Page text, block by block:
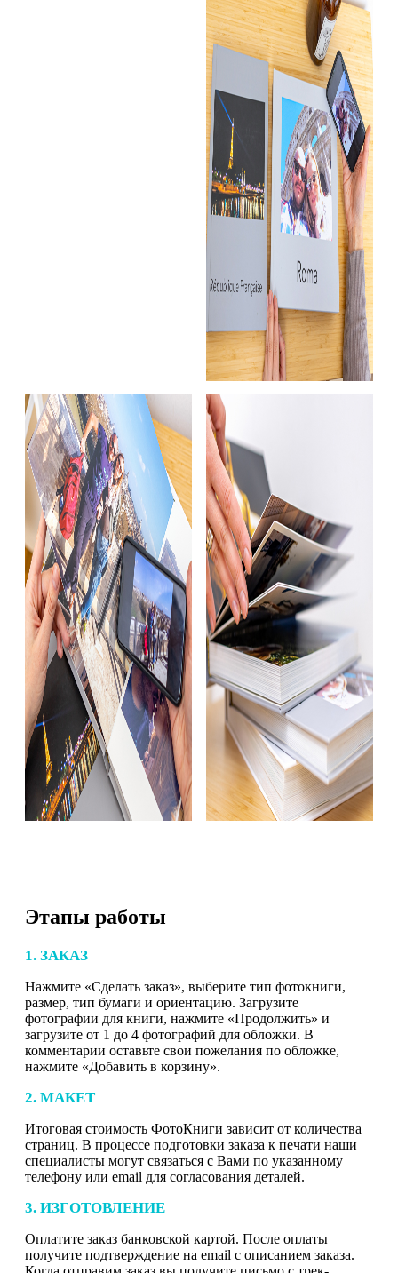
Этапы работы
1. ЗАКАЗ
Нажмите «Сделать заказ», выберите тип фотокниги,
размер, тип бумаги и ориентацию. Загрузите
фотографии для книги, нажмите «Продолжить» и
загрузите от 1 до 4 фотографий для обложки. В
комментарии оставьте свои пожелания по обложке,
нажмите «Добавить в корзину».
2. МАКЕТ
Итоговая стоимость ФотоКниги зависит от количества
страниц. В процессе подготовки заказа к печати наши
специалисты могут связаться с Вами по указанному
телефону или email для согласования деталей.
3. ИЗГОТОВЛЕНИЕ
Оплатите заказ банковской картой. После оплаты
получите подтверждение на email с описанием заказа.